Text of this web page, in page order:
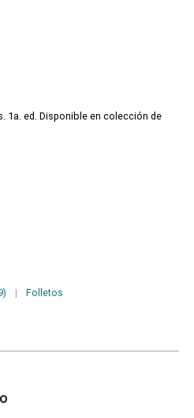
1a. ed. Disponible en colección de
| Folletos